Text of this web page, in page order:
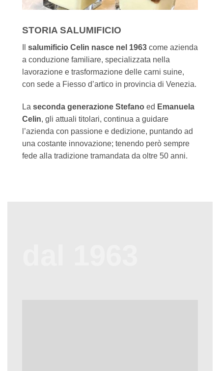
STORIA SALUMIFICIO
salumificio Celin nasce nel 1963 come azienda
a conduzione familiare, specializzata nella
lavorazione e trasformazione delle carni suine,
con sede a Fiesso d’artico in provincia di Venezia.
La seconda generazione Stefano ed Emanuela
Celin, gli attuali titolari, continua a guidare
l’azienda con passione e dedizione, puntando ad
una costante innovazione; tenendo però sempre
fede alla tradizione tramandata da oltre 50 anni.